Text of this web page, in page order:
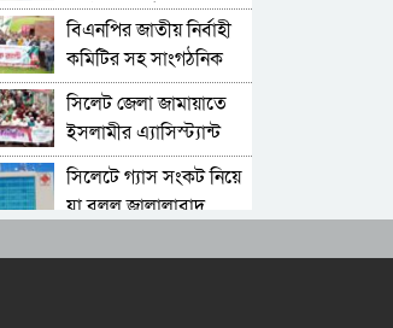
কর্মসূচি অনুষ্ঠিত
বিএনপির জাতীয় নির্বাহী
কমিটির সহ সাংগঠনিক
সম্পাদক মিফতাহ্ সিদ্দিকী
বলেছেন
সিলেট জেলা জামায়াতে
ইসলামীর এ্যাসিস্ট্যান্ট
সেক্রেটারী অধ্যক্ষ নজরুল
ইসলাম বলেছেন
সিলেটে গ্যাস সংকট নিয়ে
যা বলল জালালাবাদ